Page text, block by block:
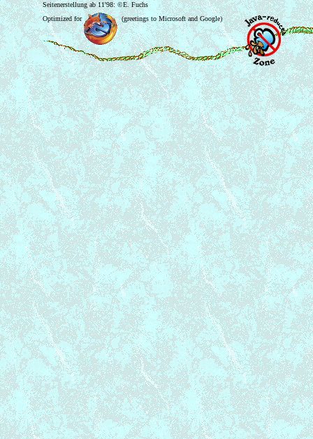
Seitenerstellung ab 11'98: ©E. Fuchs
Optimized for
(greetings to Microsoft and Google)